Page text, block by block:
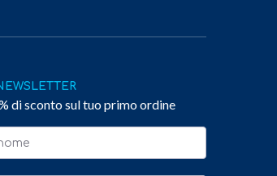
di sconto sul tuo primo ordine